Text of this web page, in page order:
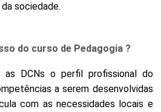
sociedade.
do curso de Pedagogia ?
as DCNs o perfil profissional do
a serem desenvolvidas
com as necessidades locais e